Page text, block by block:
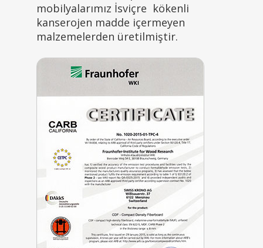
mobilyalarımız İsviçre kökenli
kanserojen madde içermeyen
malzemelerden üretilmiştir.